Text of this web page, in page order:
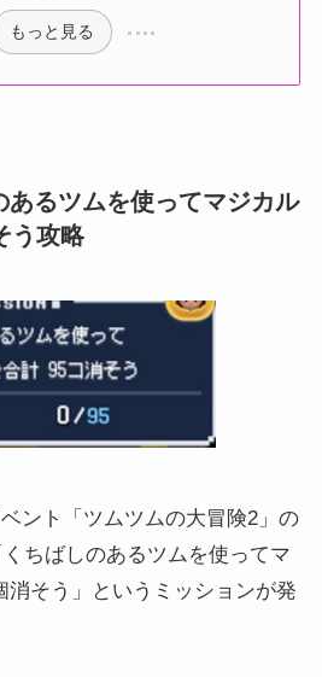
もっと見る
あるツムを使ってマジカル
う攻略
ント「ツムツムの大冒険2」の
ちばしのあるツムを使ってマ
消そう」というミッションが発